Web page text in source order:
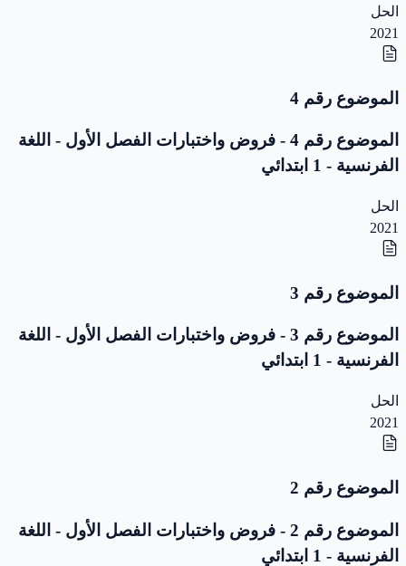
الحل
2021
الموضوع رقم 4
الموضوع رقم 4 - فروض واختبارات الفصل الأول - اللغة
الفرنسية - 1 ابتدائي
الحل
2021
الموضوع رقم 3
الموضوع رقم 3 - فروض واختبارات الفصل الأول - اللغة
الفرنسية - 1 ابتدائي
الحل
2021
الموضوع رقم 2
الموضوع رقم 2 - فروض واختبارات الفصل الأول - اللغة
الفرنسية - 1 ابتدائي